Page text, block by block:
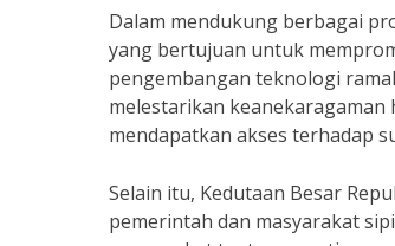
Dalam mendukung berbagai
yang bertujuan untuk
pengembangan teknologi
melestarikan
mendapatkan akses terhadap
Selain itu, Kedutaan Besar
pemerintah dan masyarakat